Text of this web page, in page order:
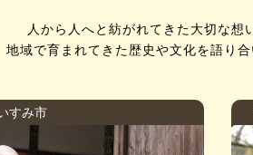
人から人へと紡がれてきた大切な想
地域で育まれてきた歴史や文化を語り合
すみ市